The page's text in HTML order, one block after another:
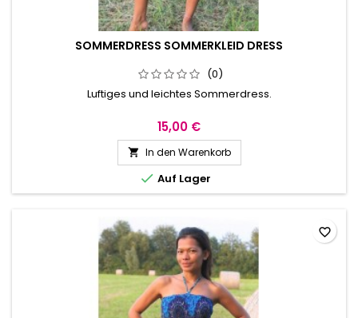
SOMMERDRESS SOMMERKLEID DRESS
(0)
Luftiges und leichtes Sommerdress.
15,00 €
 In den Warenkorb
 Auf Lager
favorite_border